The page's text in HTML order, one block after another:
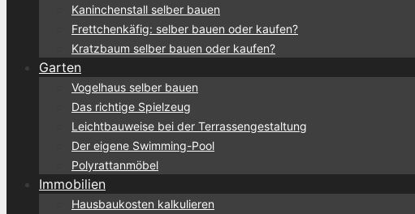
Kaninchenstall selber bauen
Frettchenkäfig: selber bauen oder kaufen?
Kratzbaum selber bauen oder kaufen?
Garten
Vogelhaus selber bauen
Das richtige Spielzeug
Leichtbauweise bei der Terrassengestaltung
Der eigene Swimming-Pool
Polyrattanmöbel
Immobilien
Hausbaukosten kalkulieren